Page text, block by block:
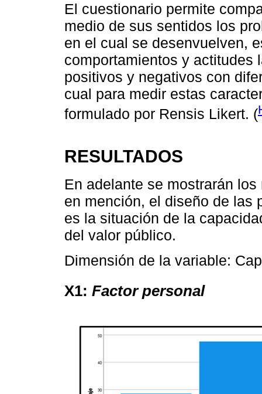
El cuestionario permite
medio de sus sentidos los
en el cual se desenvuelven,
comportamientos y actitudes
positivos y negativos con
cual para medir estas
formulado por Rensis Likert. (
RESULTADOS
En adelante se mostrarán
en mención, el diseño de las
es la situación de la
del valor público.
Dimensión de la variable:
X1: Factor personal